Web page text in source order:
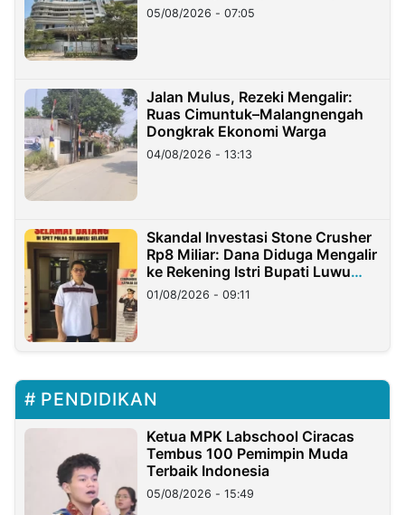
05/08/2026 - 07:05
Jalan Mulus, Rezeki Mengalir:
Ruas Cimuntuk–Malangnengah
Dongkrak Ekonomi Warga
04/08/2026 - 13:13
Skandal Investasi Stone Crusher
Rp8 Miliar: Dana Diduga Mengalir
ke Rekening Istri Bupati Luwu
Timur
01/08/2026 - 09:11
PENDIDIKAN
Ketua MPK Labschool Ciracas
Tembus 100 Pemimpin Muda
Terbaik Indonesia
05/08/2026 - 15:49